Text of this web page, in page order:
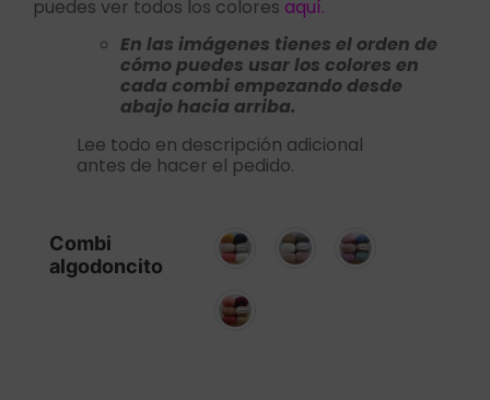
puedes ver todos los colores aquí.
En las imágenes tienes el orden de
cómo puedes usar los colores en
cada combi empezando desde
abajo hacia arriba.
Lee todo en descripción adicional
antes de hacer el pedido.
Combi
algodoncito